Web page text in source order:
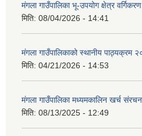
मंगला गाउँपालिका भू-उपयोग क्षेत्र वर्गिकरण
मिति: 08/04/2026 - 14:41
मंगला गाउँपालिकाको स्थानीय पाठ्यक्रम
मिति: 04/21/2026 - 14:53
मंगला गाउँपालिका मध्यमकालिन खर्च
मिति: 08/13/2025 - 12:49